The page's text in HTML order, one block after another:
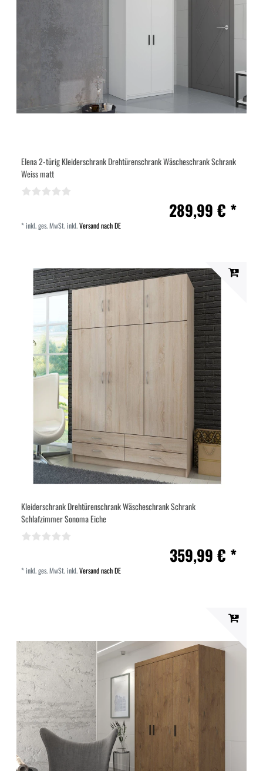
Elena 2-türig Kleiderschrank Drehtürenschrank Wäscheschrank Schrank
Weiss matt
289,99 € *
*inkl. ges. MwSt.inkl.Versand nach DE
Kleiderschrank Drehtürenschrank Wäscheschrank Schrank
Schlafzimmer Sonoma Eiche
359,99 € *
*inkl. ges. MwSt.inkl.Versand nach DE